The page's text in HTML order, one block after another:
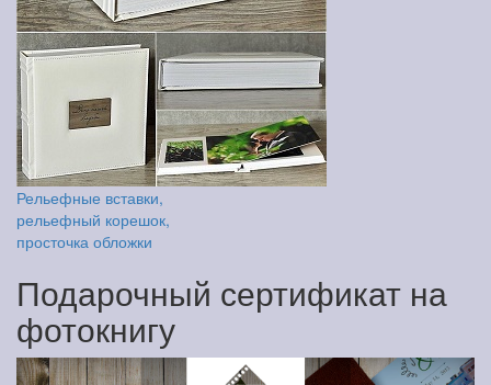
Рельефные вставки,
рельефный корешок,
просточка обложки
Подарочный сертификат на
фотокнигу